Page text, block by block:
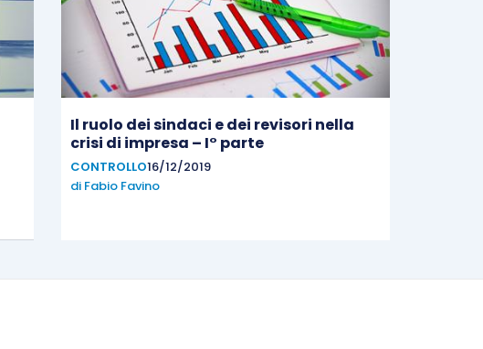
Il ruolo dei sindaci e dei revisori nella
crisi di impresa – I° parte
CONTROLLO16/12/2019
di Fabio Favino